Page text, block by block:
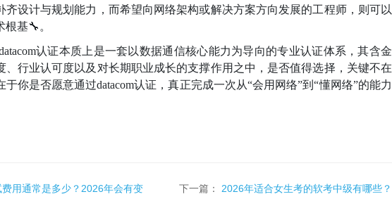
齐设计与规划能力，而希望向网络架构或解决方案方向发展的工程师，则可以
根基🔧。
认证本质上是一套以数据通信核心能力为导向的专业认证体系，其含金
、行业认可度以及对长期职业成长的支撑作用之中，是否值得选择，关键不在
你是否愿意通过datacom认证，真正完成一次从“会用网络”到“懂网络”的能力
用通常是多少？2026年会有变
下一篇： 2026年适合女生考的软考中级有哪些？